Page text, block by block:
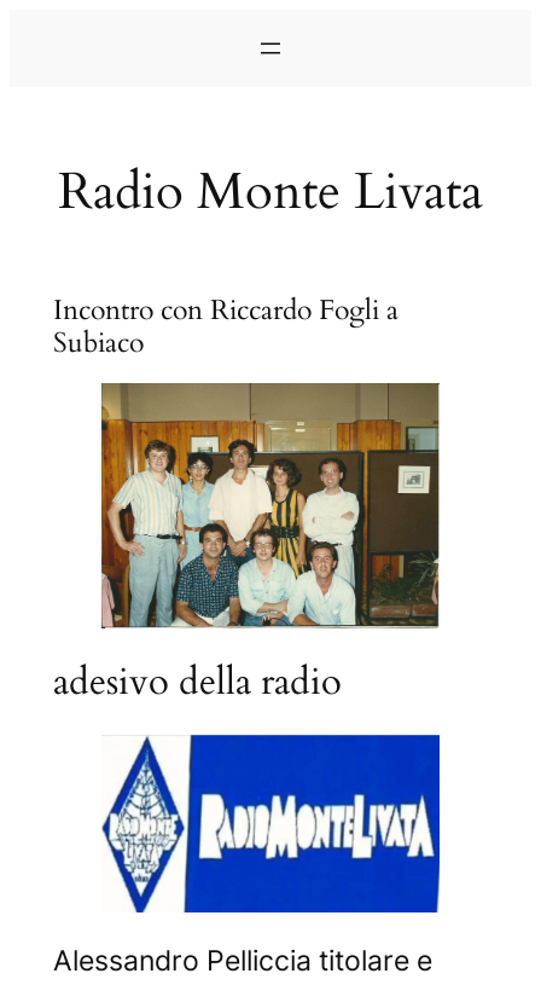
Radio Monte Livata
Incontro con Riccardo Fogli a
Subiaco
adesivo della radio
Alessandro Pelliccia titolare e